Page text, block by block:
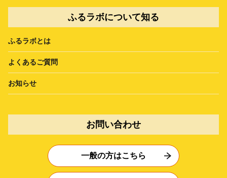
ふるラボについて知る
ふるラボとは
よくあるご質問
お知らせ
お問い合わせ
一般の方はこちら